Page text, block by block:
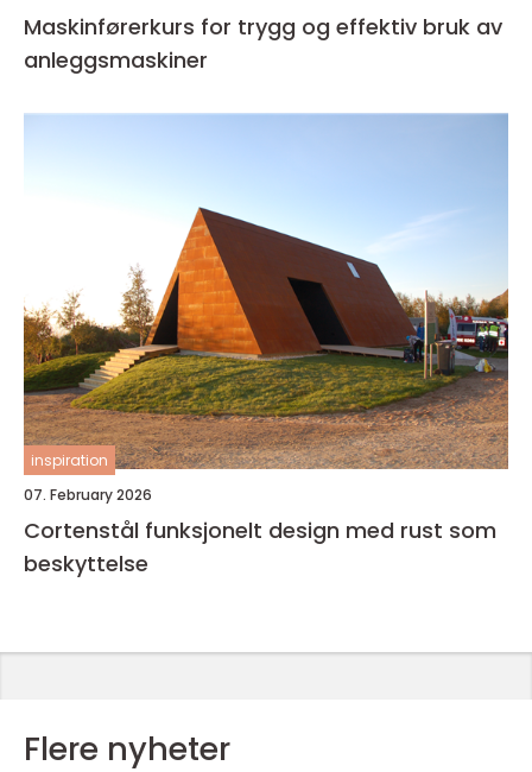
Maskinførerkurs for trygg og effektiv bruk av
anleggsmaskiner
inspiration
07. February 2026
Cortenstål funksjonelt design med rust som
beskyttelse
Flere nyheter